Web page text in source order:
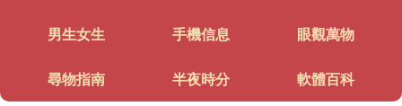
男生女生 手機信息 眼觀萬物
尋物指南 半夜時分 軟體百科